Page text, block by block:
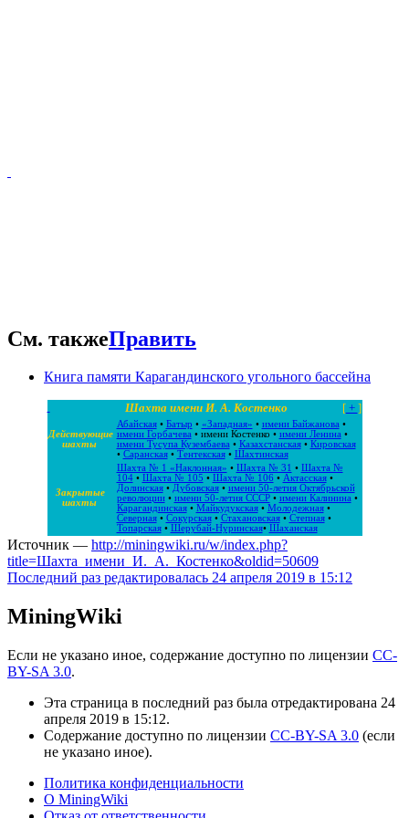
См. такжеПравить
Книга памяти Карагандинского угольного бассейна
[+ ]
Шахта имени И. А. Костенко
Действующие
шахты
Абайская• Батыр • «Западная» • имени Байжанова•
имени Горбачева• имени Костенко • имени Ленина•
имени Тусупа Кузембаева• Казахстанская• Кировская
• Саранская• Тентекская• Шахтинская
Закрытые
шахты
Шахта № 1 «Наклонная» • Шахта № 31 • Шахта №
104• Шахта № 105 • Шахта № 106• Актасская•
Долинская• Дубовская• имени 50-летия Октябрьской
революции• имени 50-летия СССР• имени Калинина•
Карагандинская• Майкудукская• Молодежная•
Северная• Сокурская• Стахановская• Степная•
Топарская• Шерубай-Нуринская• Шаханская
Источник — http://miningwiki.ru/w/index.php?
title=Шахта_имени_И._А._Костенко&oldid=50609
Последний раз редактировалась 24 апреля 2019 в 15:12
MiningWiki
Если не указано иное, содержание доступно по лицензии CC-
BY-SA 3.0.
Эта страница в последний раз была отредактирована 24
апреля 2019 в 15:12.
Содержание доступно по лицензии CC-BY-SA 3.0 (если
не указано иное).
Политика конфиденциальности
О MiningWiki